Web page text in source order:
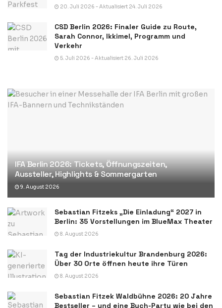
20. Juli 2026 - Aktualisiert 24. Juli 2026
CSD Berlin 2026: Finaler Guide zu Route,
Sarah Connor, Ikkimel, Programm und
Verkehr
5. Juli 2026 - Aktualisiert 26. Juli 2026
IFA Berlin 2026: Tickets, Öffnungszeiten,
Aussteller, Highlights & Sommergarten
9. August 2026
Sebastian Fitzeks „Die Einladung“ 2027 in
Berlin: 35 Vorstellungen im BlueMax Theater
8. August 2026
Tag der Industriekultur Brandenburg 2026:
Über 30 Orte öffnen heute ihre Türen
8. August 2026
Sebastian Fitzek Waldbühne 2026: 20 Jahre
Bestseller – und eine Buch-Party wie bei den